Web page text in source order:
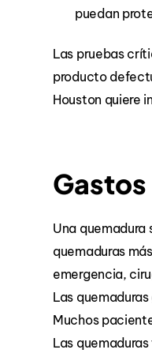
puedan
Las pruebas
producto
Houston quiere
Una
quemaduras
emergencia,
Las
Muchos
Las